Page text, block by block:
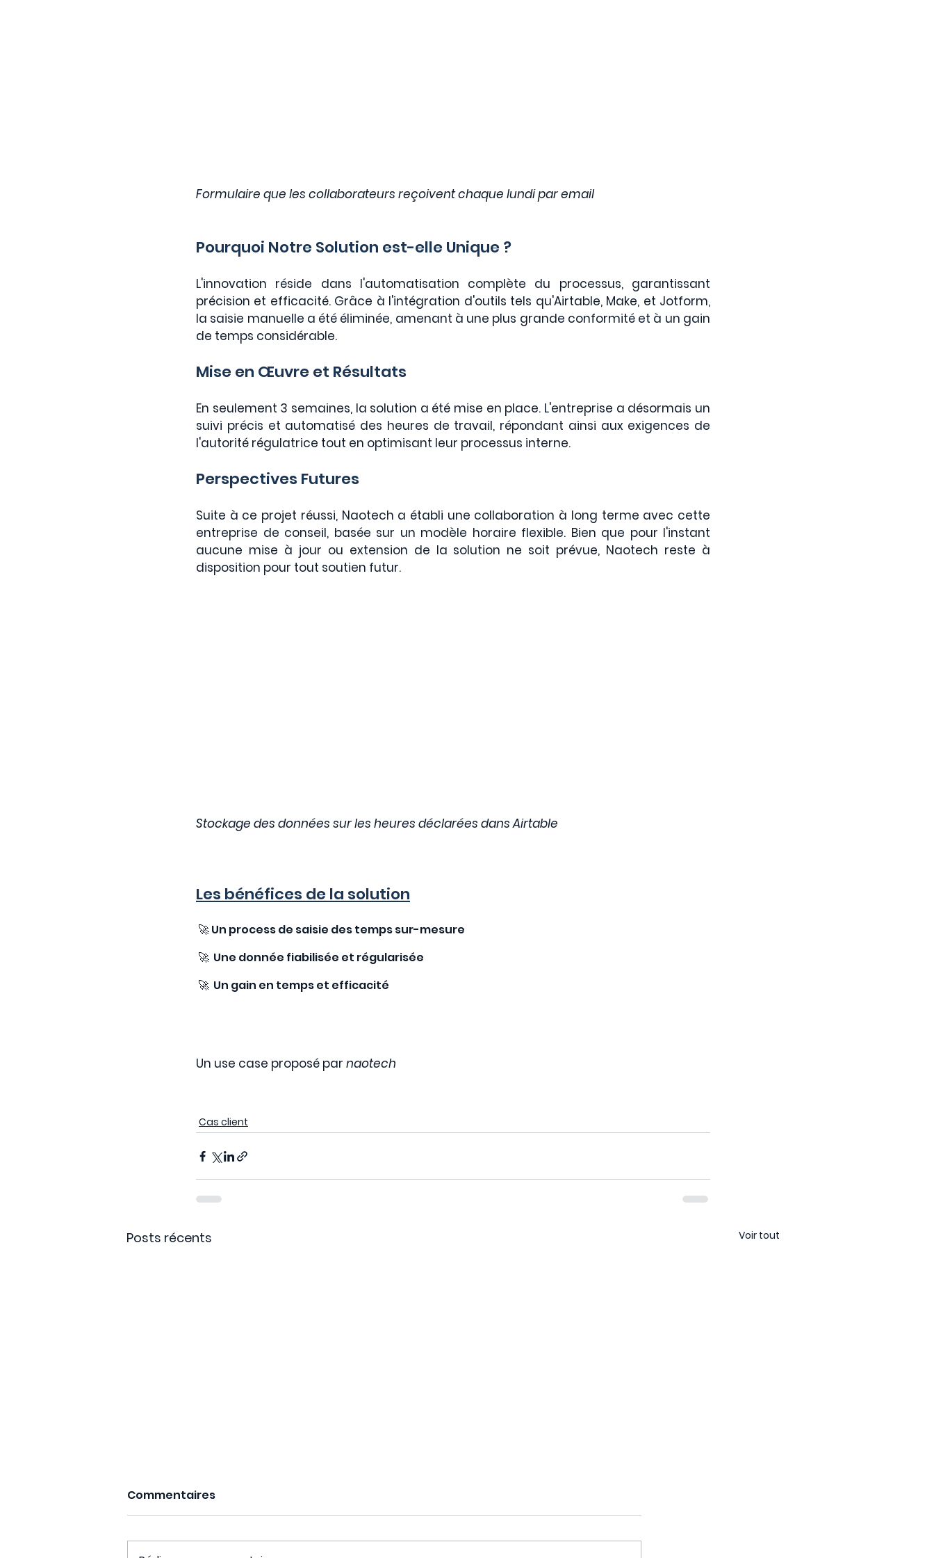
Formulaire que les collaborateurs reçoivent chaque lundi par email
Pourquoi Notre Solution est-elle Unique ?
L'innovation réside dans l'automatisation complète du processus, garantissant
précision et efficacité. Grâce à l'intégration d'outils tels qu'Airtable, Make, et Jotform,
la saisie manuelle a été éliminée, amenant à une plus grande conformité et à un gain
de temps considérable.
Mise en Œuvre et Résultats
En seulement 3 semaines, la solution a été mise en place. L'entreprise a désormais un
suivi précis et automatisé des heures de travail, répondant ainsi aux exigences de
l'autorité régulatrice tout en optimisant leur processus interne.
Perspectives Futures
Suite à ce projet réussi, Naotech a établi une collaboration à long terme avec cette
entreprise de conseil, basée sur un modèle horaire flexible. Bien que pour l'instant
aucune mise à jour ou extension de la solution ne soit prévue, Naotech reste à
disposition pour tout soutien futur.
Stockage des données sur les heures déclarées dans Airtable
Les bénéfices de la solution
🚀 Un process de saisie des temps sur-mesure
🚀  Une donnée fiabilisée et régularisée
🚀  Un gain en temps et efficacité
Un use case proposé par naotech
Cas client
Posts récents Voir tout
Commentaires